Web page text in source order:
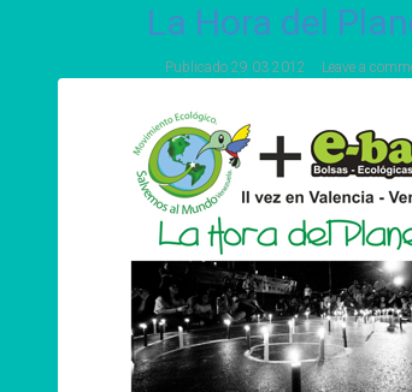
La Hora del
Publicado 29 03 2012 Leave a